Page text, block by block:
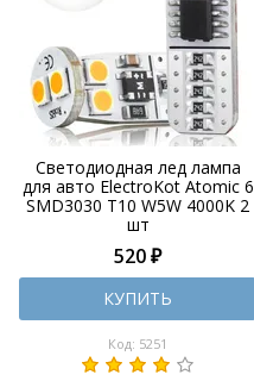
Светодиодная лед лампа
для авто ElectroKot Atomic 6
SMD3030 T10 W5W 4000K 2
шт
520 ₽
КУПИТЬ
Код: 5251